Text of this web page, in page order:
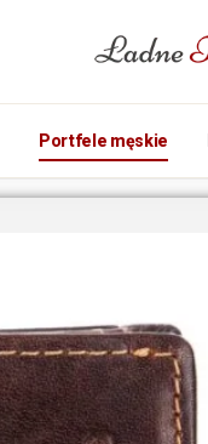
Portfele męskie